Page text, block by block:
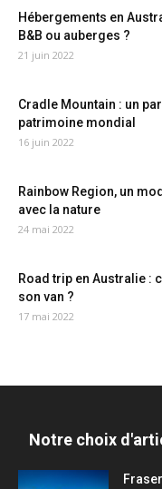
Hébergements en
B&B ou auberges ?
21 juin 2022
Cradle Mountain : un
patrimoine mondial
16 juin 2022
Rainbow Region, un
avec la nature
24 mai 2022
Road trip en Australie :
son van ?
17 mai 2022
Notre choix